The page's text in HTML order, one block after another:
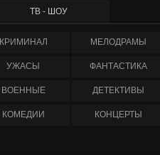
ТВ - ШОУ
КРИМИНАЛ МЕЛОДРАМЫ
УЖАСЫ ФАНТАСТИКА
ВОЕННЫЕ ДЕТЕКТИВЫ
КОМЕДИИ КОНЦЕРТЫ